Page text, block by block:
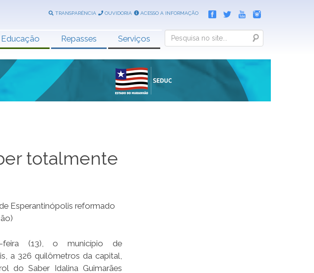
TRANSPARÊNCIA OUVIDORIA ACESSO A INFORMAÇÃO
Repasses Serviços Search
totalmente
Esperantinópolis reformado
(13), o município de
a 326 quilômetros da capital,
do Saber Idalina Guimarães